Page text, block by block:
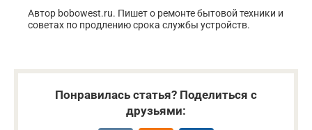
Автор bobowest.ru. Пишет о ремонте бытовой техники и
советах по продлению срока службы устройств.
Понравилась статья? Поделиться с
друзьями: